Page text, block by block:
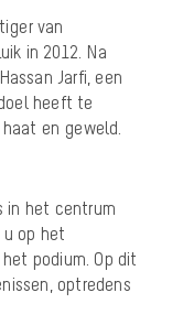
van
in 2012. Na
Jarfi, een
heeft te
en geweld.
in het centrum
op het
podium. Op dit
optredens